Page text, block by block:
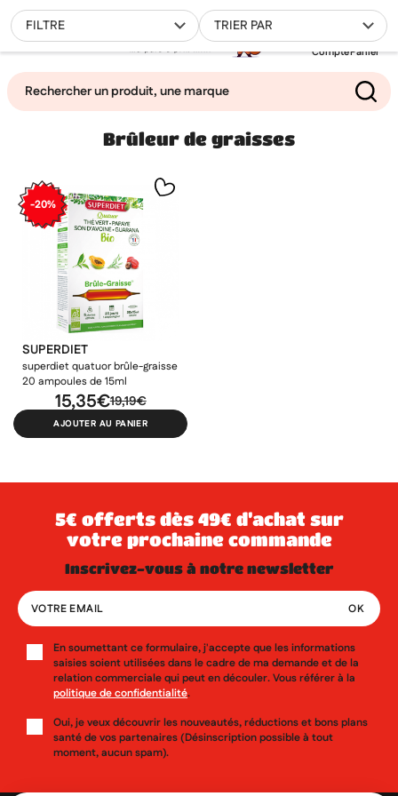
Compte
0
Panier
Filtrer
Mes favoris
TRIER PAR
FILTRE
Brûleur de graisses
-20%
SUPERDIET
superdiet quatuor brûle-graisse
20 ampoules de 15ml
19,19€
15,35€
AJOUTER AU PANIER
5€ offerts dès 49€ d’achat sur
votre prochaine commande
inscrivez-vous à notre newsletter
En soumettant ce formulaire, j'accepte que les informations
saisies soient utilisées dans le cadre de ma demande et de la
relation commerciale qui peut en découler. Vous référer à la
politique de confidentialité.
Oui, je veux découvrir les nouveautés, réductions et bons plans
santé de vos partenaires (Désinscription possible à tout
moment, aucun spam).
Ajouter à ma liste d'envies
Créer une nouvelle liste
((modalTitle)) ×
((confirmMessage))
((cancelText))
×
Nom de la liste d'envies
Annuler Créer une liste d'envies
Vous devez être connecté pour ajouter des produits à votre
liste d'envies.
Annuler Connexion